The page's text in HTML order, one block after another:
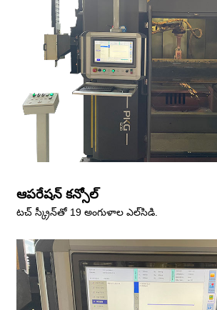
ఆపరేషన్ కన్సోల్
టచ్ స్క్రీన్‌తో 19 అంగుళాల ఎల్‌సిడి.